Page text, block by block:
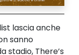
lascia anche
sanno
stadio, There’s